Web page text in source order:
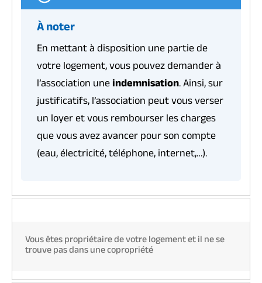
À noter
En mettant à disposition une partie de
votre logement, vous pouvez demander à
l’association uneindemnisation. Ainsi, sur
justificatifs, l’association peut vous verser
un loyer et vous rembourser les charges
que vous avez avancer pour son compte
(eau, électricité, téléphone, internet,…).
Vous êtes propriétaire de votre logement et il ne se
trouve pas dans une copropriété